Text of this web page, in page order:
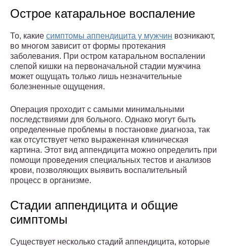
Острое катаральное воспаление
То, какие симптомы аппендицита у мужчин возникают,
во многом зависит от формы протекания
заболевания. При остром катаральном воспалении
слепой кишки на первоначальной стадии мужчина
может ощущать только лишь незначительные
болезненные ощущения.
Операция проходит с самыми минимальными
последствиями для больного. Однако могут быть
определенные проблемы в постановке диагноза, так
как отсутствует четко выраженная клиническая
картина. Этот вид аппендицита можно определить при
помощи проведения специальных тестов и анализов
крови, позволяющих выявить воспалительный
процесс в организме.
Стадии аппендицита и общие
симптомы
Существует несколько стадий аппендицита, которые